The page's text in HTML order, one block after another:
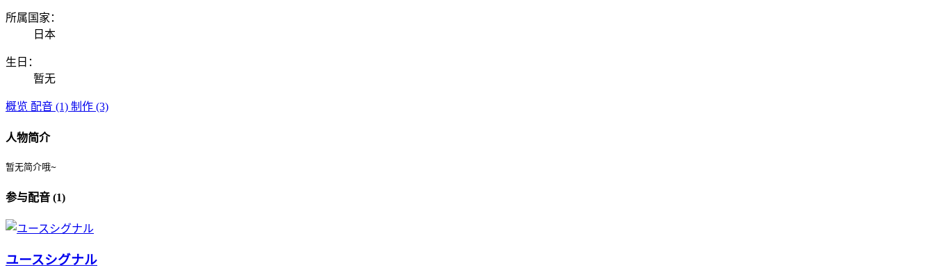
所属国家：
日本
生日：
暂无
概览 配音 (1) 制作 (3)
人物简介
暂无简介哦~
参与配音 (1)
ユースシグナル